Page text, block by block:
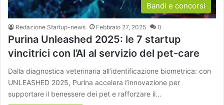
Bandi e concorsi
Redazione Startup-news Febbraio 27, 2025 0
Purina Unleashed 2025: le 7 startup
vincitrici con l’AI al servizio del pet-care
Dalla diagnostica veterinaria all’identificazione biometrica: con
UNLEASHED 2025, Purina accelera l’innovazione per
supportare il benessere dei pet e rafforzare il…